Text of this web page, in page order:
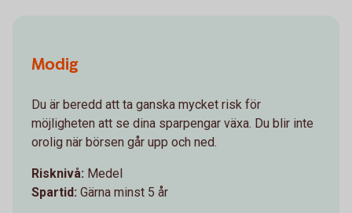
Modig
Du är beredd att ta ganska mycket risk för
möjligheten att se dina sparpengar växa. Du blir inte
orolig när börsen går upp och ned.
Risknivå: Medel
Spartid: Gärna minst 5 år